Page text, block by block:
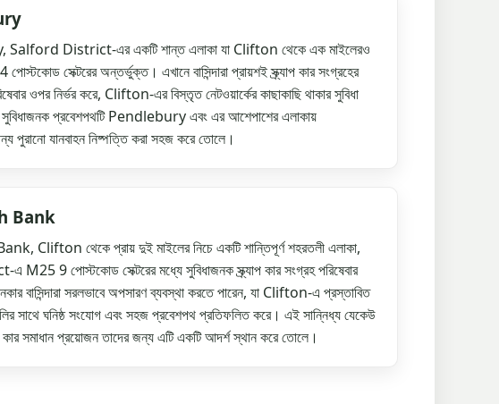
District-এর একটি শান্ত এলাকা যা Clifton থেকে এক মাইলেরও
সেক্টরের অন্তর্ভুক্ত। এখানে বাসিন্দারা প্রায়শই স্ক্র্যাপ কার সংগ্রহের
ওপর নির্ভর করে, Clifton-এর বিস্তৃত নেটওয়ার্কের কাছাকাছি থাকার সুবিধা
প্রবেশপথটি Pendlebury এবং এর আশেপাশের এলাকায়
পুরানো যানবাহন নিষ্পত্তি করা সহজ করে তোলে।
Bank
Clifton থেকে প্রায় দুই মাইলের নিচে একটি শান্তিপূর্ণ শহরতলী এলাকা,
9 পোস্টকোড সেক্টরের মধ্যে সুবিধাজনক স্ক্র্যাপ কার সংগ্রহ পরিষেবার
বাসিন্দারা সরলভাবে অপসারণ ব্যবস্থা করতে পারেন, যা Clifton-এ প্রস্তাবিত
সাথে ঘনিষ্ঠ সংযোগ এবং সহজ প্রবেশপথ প্রতিফলিত করে। এই সান্নিধ্য যেকেউ
কার সমাধান প্রয়োজন তাদের জন্য এটি একটি আদর্শ স্থান করে তোলে।